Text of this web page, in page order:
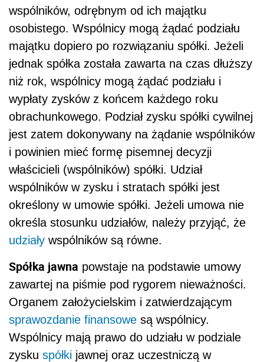
wspólników, odrębnym od ich majątku
osobistego. Wspólnicy mogą żądać podziału
majątku dopiero po rozwiązaniu spółki. Jeżeli
jednak spółka została zawarta na czas dłuższy
niż rok, wspólnicy mogą żądać podziału i
wypłaty zysków z końcem każdego roku
obrachunkowego. Podział zysku spółki cywilnej
jest zatem dokonywany na żądanie wspólników
i powinien mieć formę pisemnej decyzji
właścicieli (wspólników) spółki. Udział
wspólników w zysku i stratach spółki jest
określony w umowie spółki. Jeżeli umowa nie
określa stosunku udziałów, należy przyjąć, że
udziały wspólników są równe.
Spółka jawna powstaje na podstawie umowy
zawartej na piśmie pod rygorem nieważności.
Organem założycielskim i zatwierdzającym
sprawozdanie finansowe są wspólnicy.
Wspólnicy mają prawo do udziału w podziale
zysku spółki jawnej oraz uczestniczą w